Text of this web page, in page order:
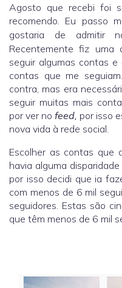
Agosto que recebi foi
recomendo. Eu passo
gostaria de admitir
Recentemente fiz uma
seguir algumas contas
contas que me
contra, mas era
seguir muitas mais
por ver no feed, por isso
nova vida à rede social.
Escolher as contas que
havia alguma
por isso decidi que ia
com menos de 6 mil
seguidores. Estas são
que têm menos de 6 mil